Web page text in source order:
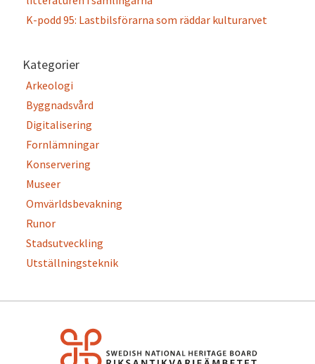
K-podd 95: Lastbilsförarna som räddar kulturarvet
Kategorier
Arkeologi
Byggnadsvård
Digitalisering
Fornlämningar
Konservering
Museer
Omvärldsbevakning
Runor
Stadsutveckling
Utställningsteknik